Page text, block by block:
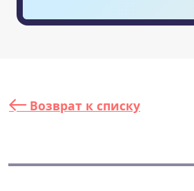
Возврат к списку